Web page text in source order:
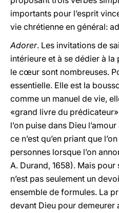
importants pour l’esprit
vie chrétienne en général:
Adorer. Les invitations de
intérieure et à se dédier à
le cœur sont nombreuses.
essentielle. Elle est la
comme un manuel de vie,
«grand livre du
l’on puise dans Dieu
ce n’est qu’en priant que
personnes lorsque l’on
A. Durand, 1658). Mais
n’est pas seulement un
ensemble de formules. La
devant Dieu pour demeurer